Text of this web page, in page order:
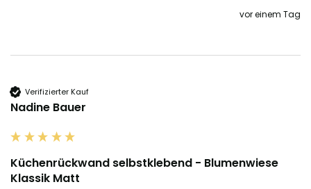
vor einem Tag
Verifizierter Kauf
Nadine Bauer
Küchenrückwand selbstklebend - Blumenwiese
Klassik Matt